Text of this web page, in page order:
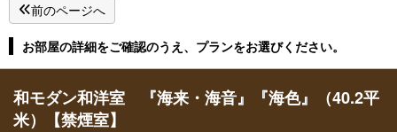
前のページへ
お部屋の詳細をご確認のうえ、プランをお選びください。
和モダン和洋室 『海来・海音』『海色』（40.2平
米）【禁煙室】